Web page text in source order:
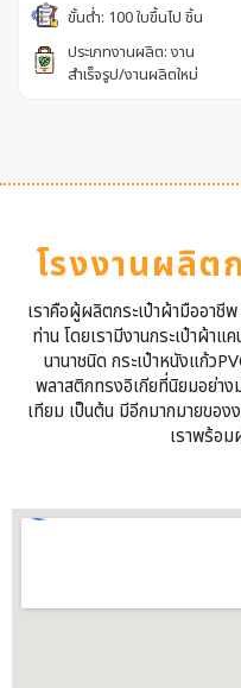
ขั้นต่ำ: 100 ใบขึ้นไป ชิ้น
ประเภทงานผลิต: งาน
สำเร็จรูป/งานผลิตใหม่
โรงงานผลิต
เราคือผู้ผลิตกระเป๋าผ้ามืออาชี
ท่าน โดยเรามีงานกระเป๋าผ้า
นานาชนิด กระเป๋าหนังแก้ว
พลาสติกทรงอิเกียที่นิยมอย่า
เทียม เป็นต้น มีอีกมากมายของ
เราพร้อ